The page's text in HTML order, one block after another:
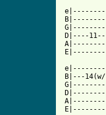
D|----
B|---